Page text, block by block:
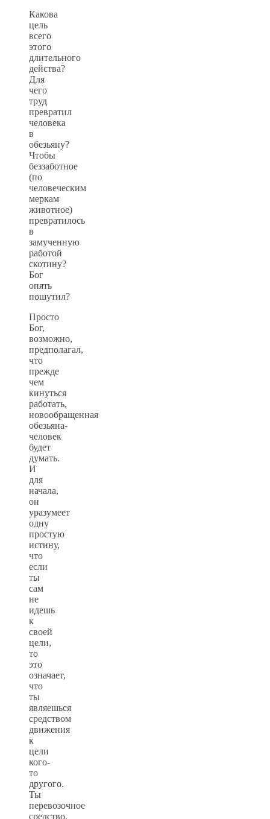
Какова
цель
всего
этого
длительного
действа?
Для
чего
труд
превратил
человека
в
обезьяну?
Чтобы
беззаботное
(по
человеческим
меркам
животное)
превратилось
в
замученную
работой
скотину?
Бог
опять
пошутил?
Просто
Бог,
возможно,
предполагал,
что
прежде
чем
кинуться
работать,
новообращенная
обезьяна-
человек
будет
думать.
И
для
начала,
он
уразумеет
одну
простую
истину,
что
если
ты
сам
не
идешь
к
своей
цели,
то
это
означает,
что
ты
являешься
средством
движения
к
цели
кого-
то
другого.
Ты
перевозочное
средство,